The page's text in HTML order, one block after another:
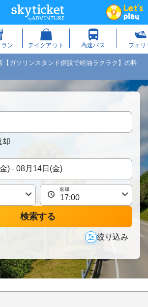
【ガソリンスタンド併設で給油ラクラク】の料
却
返却
検索する
絞り込み